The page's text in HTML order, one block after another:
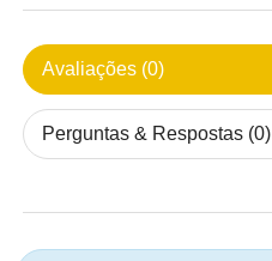
Avaliações (0)
Perguntas & Respostas (0)